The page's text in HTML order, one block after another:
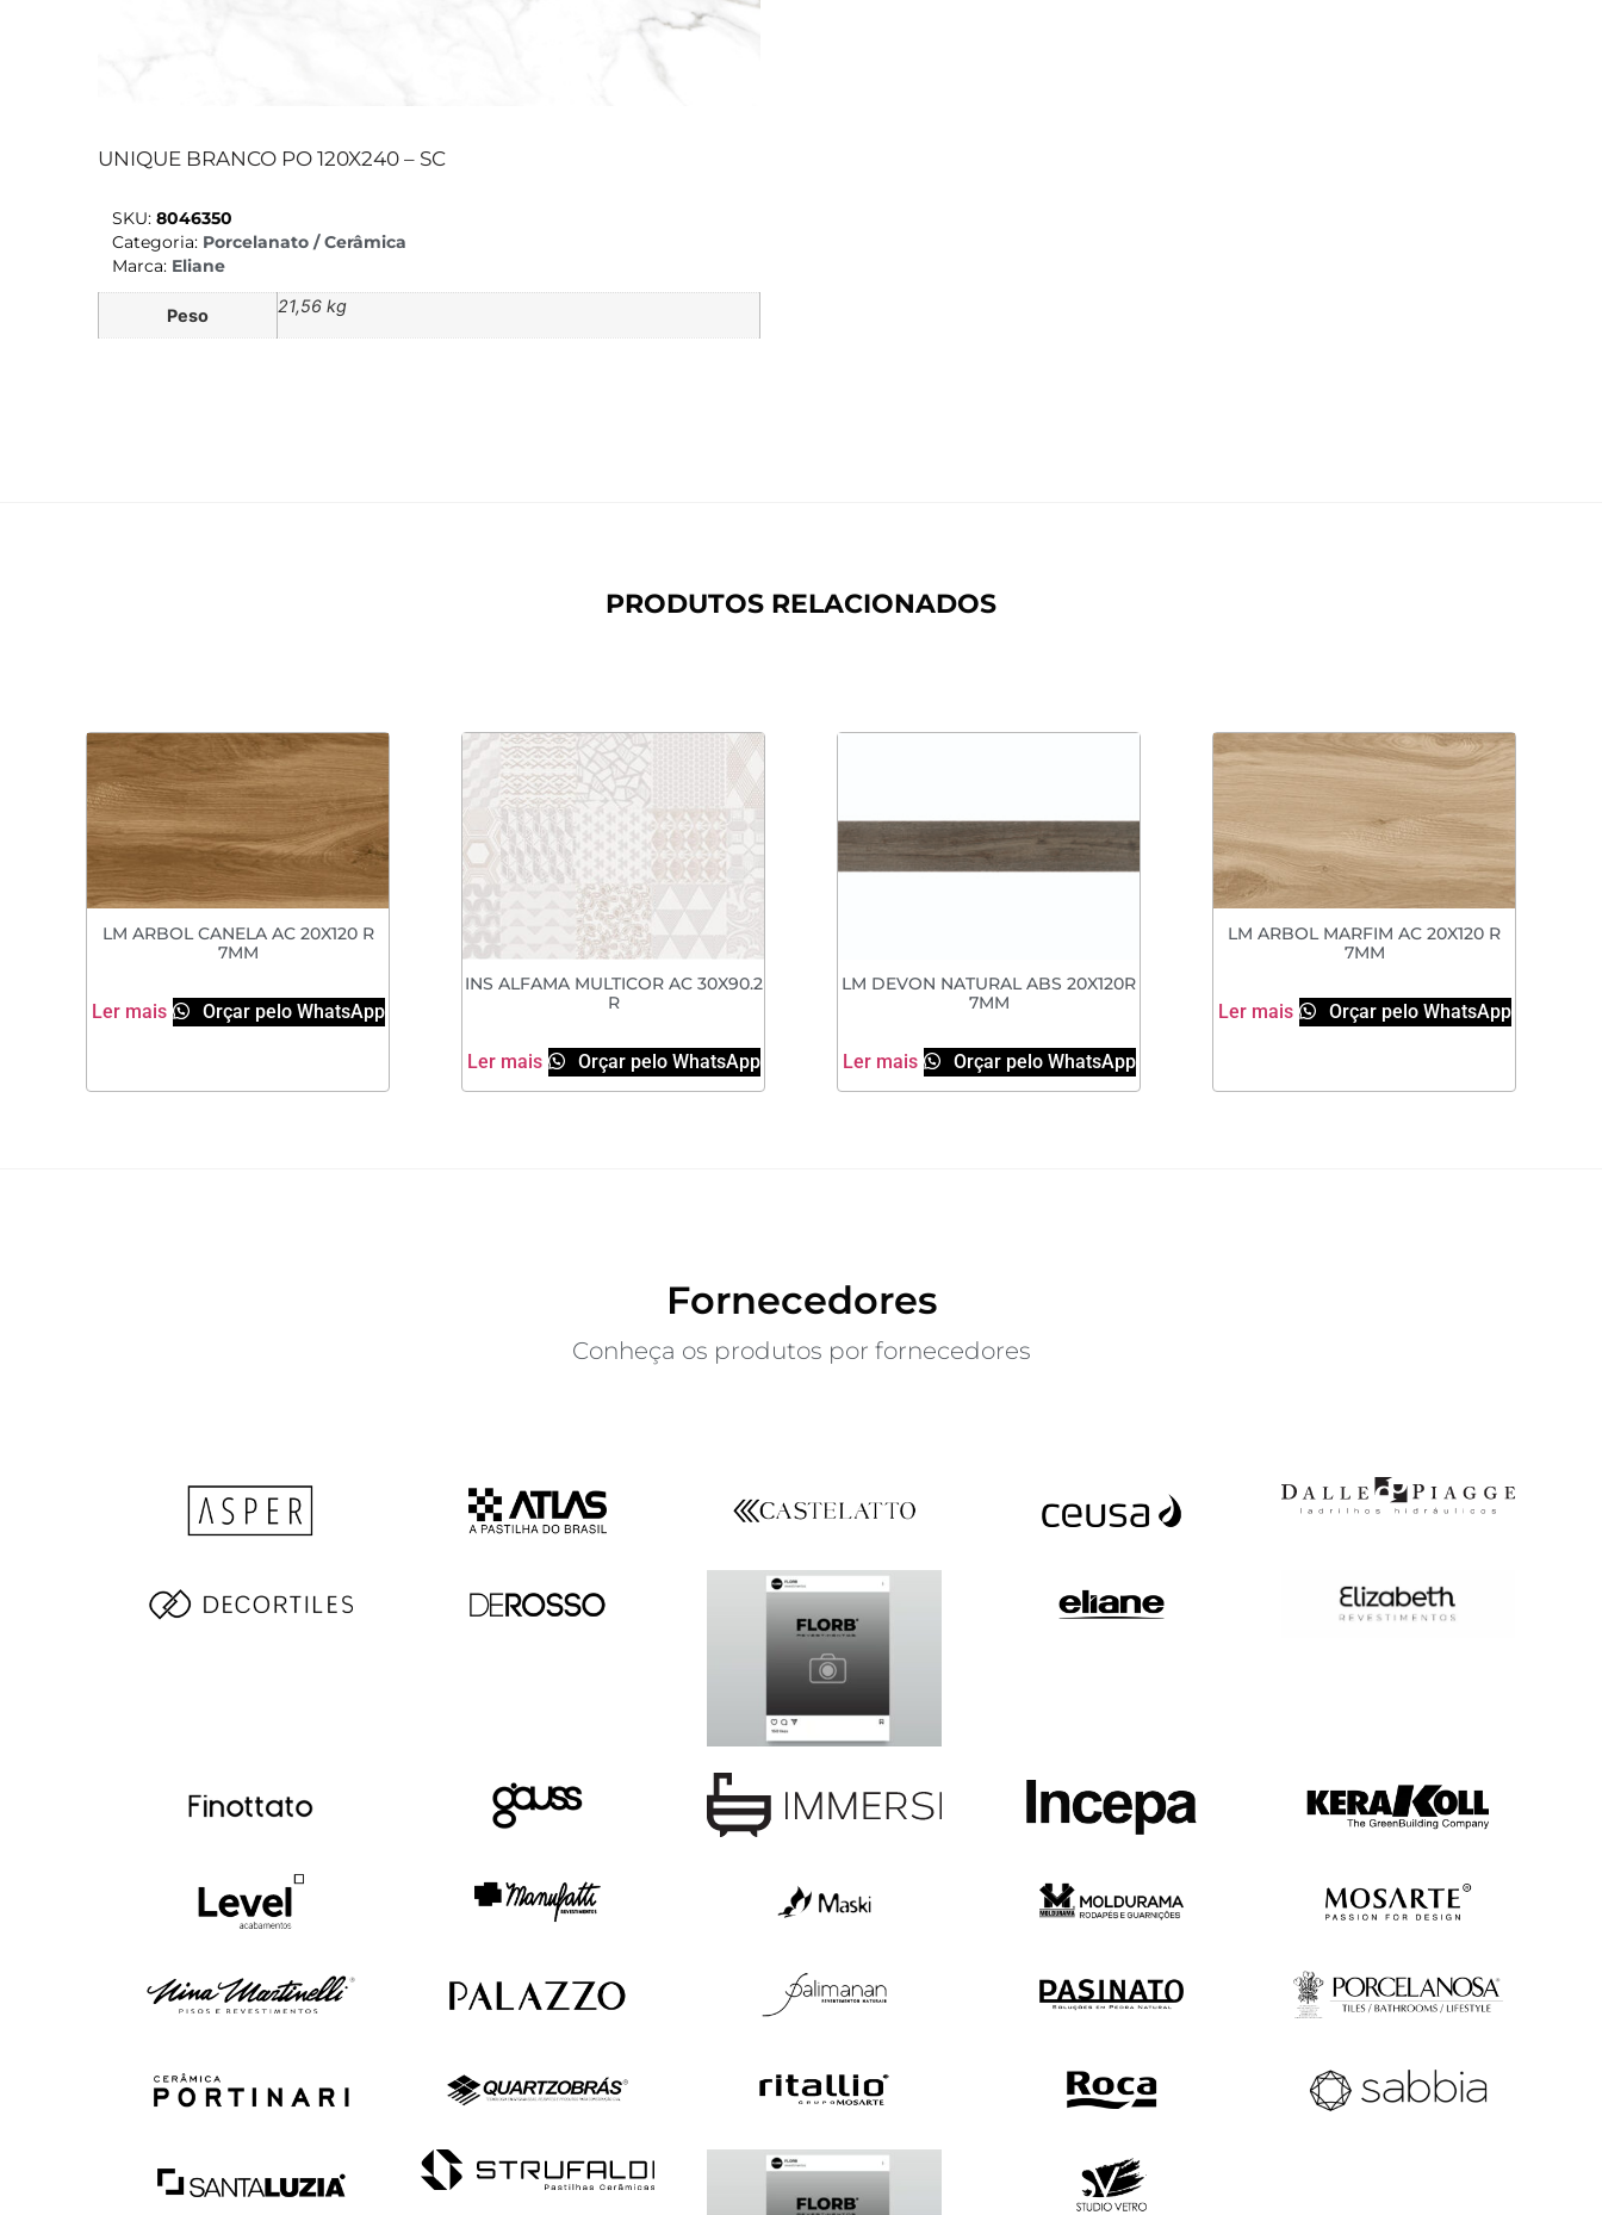
UNIQUE BRANCO PO 120X240 – SC
SKU: 8046350
Categoria: Porcelanato / Cerâmica
Marca: Eliane
Peso 21,56 kg
PRODUTOS RELACIONADOS
LM ARBOL CANELA AC 20X120 R
7MM
Ler mais Orçar pelo WhatsApp
INS ALFAMA MULTICOR AC 30X90.2
R
Ler mais Orçar pelo WhatsApp
LM DEVON NATURAL ABS 20X120R
7MM
Ler mais Orçar pelo WhatsApp
LM ARBOL MARFIM AC 20X120 R
7MM
Ler mais Orçar pelo WhatsApp
Fornecedores
Conheça os produtos por fornecedores